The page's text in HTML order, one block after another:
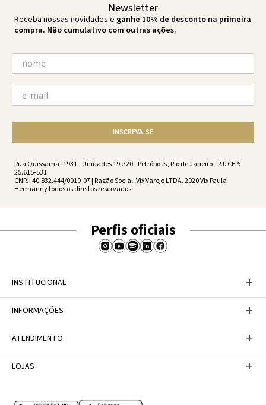
Newsletter
Receba nossas novidades e ganhe 10% de desconto na primeira
compra. Não cumulativo com outras ações.
INSCREVA-SE
Rua Quissamã, 1931 - Unidades 19 e 20 - Petrópolis, Rio de Janeiro - RJ. CEP:
25.615-531
CNPJ: 40.832.444/0010-07 | Razão Social: Vix Varejo LTDA. 2020 Vix Paula
Hermanny todos os direitos reservados.
Perfis oficiais
INSTITUCIONAL +
A Marca
Trabalhe conosco
INFORMAÇÕES +
Política de Privacidade
Tabela de Medidas
ATENDIMENTO +
Personal Shopper
LOJAS +